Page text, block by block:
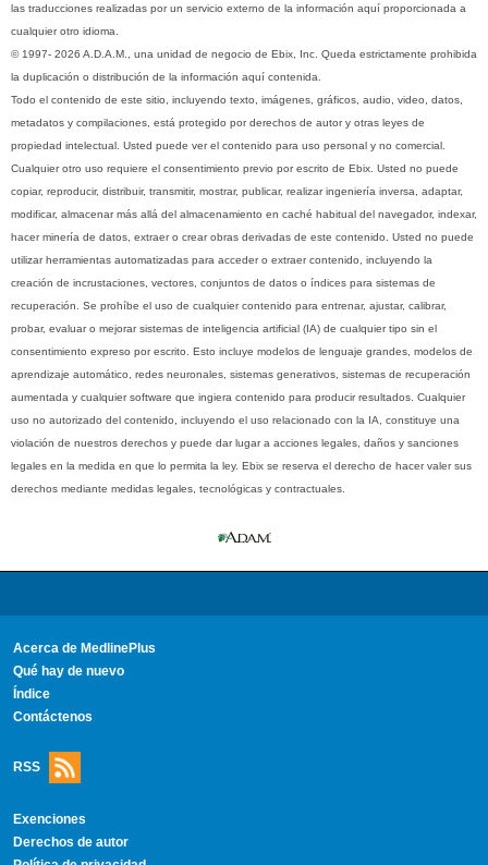
las traducciones realizadas por un servicio externo de la información aquí proporcionada a
cualquier otro idioma.
© 1997- 2026 A.D.A.M., una unidad de negocio de Ebix, Inc. Queda estrictamente prohibida
la duplicación o distribución de la información aquí contenida.
Todo el contenido de este sitio, incluyendo texto, imágenes, gráficos, audio, video, datos,
metadatos y compilaciones, está protegido por derechos de autor y otras leyes de
propiedad intelectual. Usted puede ver el contenido para uso personal y no comercial.
Cualquier otro uso requiere el consentimiento previo por escrito de Ebix. Usted no puede
copiar, reproducir, distribuir, transmitir, mostrar, publicar, realizar ingeniería inversa, adaptar,
modificar, almacenar más allá del almacenamiento en caché habitual del navegador, indexar,
hacer minería de datos, extraer o crear obras derivadas de este contenido. Usted no puede
utilizar herramientas automatizadas para acceder o extraer contenido, incluyendo la
creación de incrustaciones, vectores, conjuntos de datos o índices para sistemas de
recuperación. Se prohíbe el uso de cualquier contenido para entrenar, ajustar, calibrar,
probar, evaluar o mejorar sistemas de inteligencia artificial (IA) de cualquier tipo sin el
consentimiento expreso por escrito. Esto incluye modelos de lenguaje grandes, modelos de
aprendizaje automático, redes neuronales, sistemas generativos, sistemas de recuperación
aumentada y cualquier software que ingiera contenido para producir resultados. Cualquier
uso no autorizado del contenido, incluyendo el uso relacionado con la IA, constituye una
violación de nuestros derechos y puede dar lugar a acciones legales, daños y sanciones
legales en la medida en que lo permita la ley. Ebix se reserva el derecho de hacer valer sus
derechos mediante medidas legales, tecnológicas y contractuales.
Acerca de MedlinePlus
Qué hay de nuevo
Índice
Contáctenos
RSS
Exenciones
Derechos de autor